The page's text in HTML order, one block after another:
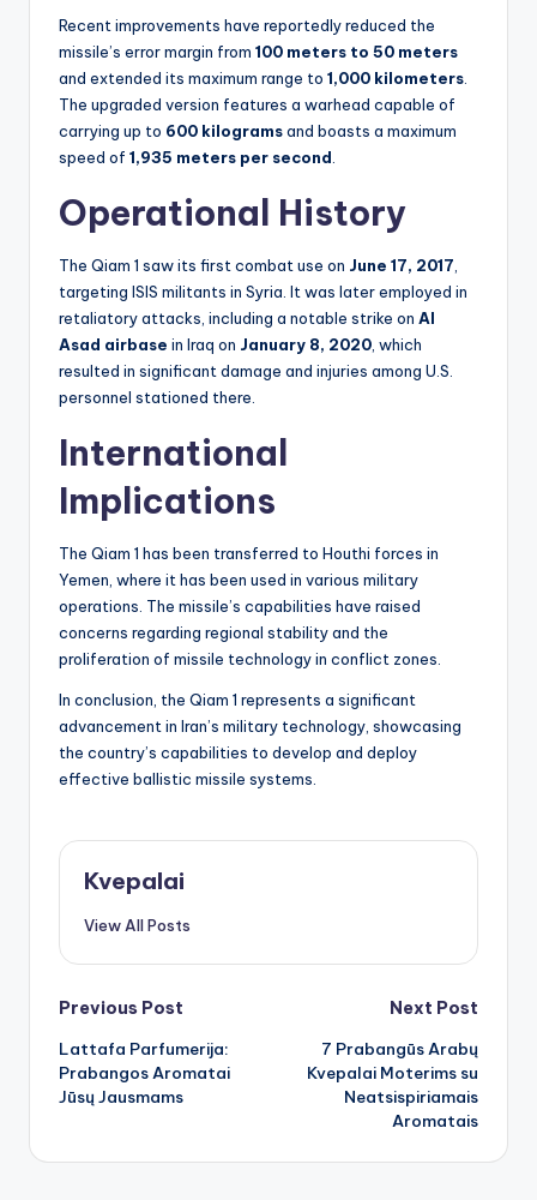
Recent improvements have reportedly reduced the
missile’s error margin from 100 meters to 50 meters
and extended its maximum range to 1,000 kilometers
The upgraded version features a warhead capable of
carrying up to 600 kilogramsand boasts a maximum
speed of 1,935 meters per second
Operational History
The Qiam 1 saw its first combat use on June 17, 2017
targeting ISIS militants in Syria. It was later employed in
retaliatory attacks, including a notable strike on Al
Asad airbase in Iraq on January 8, 2020 , which
resulted in significant damage and injuries among U.S.
personnel stationed there.
International
Implications
The Qiam 1 has been transferred to Houthi forces in
Yemen, where it has been used in various military
operations. The missile’s capabilities have raised
concerns regarding regional stability and the
proliferation of missile technology in conflict zones.
In conclusion, the Qiam 1 represents a significant
advancement in Iran’s military technology, showcasing
the country’s capabilities to develop and deploy
effective ballistic missile systems.
Kvepalai
View All Posts
Post
navigation
Previous Post
Lattafa Parfumerija:
Prabangos Aromatai
Jūsų Jausmams
Next Post
7 Prabangūs Arabų
Kvepalai Moterims su
Neatsispiriamais
Aromatais